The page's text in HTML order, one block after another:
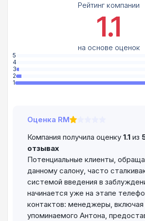
Рейтинг компании
1.1
на основе оценок
5
4
3
2
1
Оценка RM
Компания получила оценку 1.1 из
отзывах
Потенциальные клиенты,
данному салону, часто
системой введения в
начинается уже на этапе
контактов: менеджеры,
упоминаемого Антона,